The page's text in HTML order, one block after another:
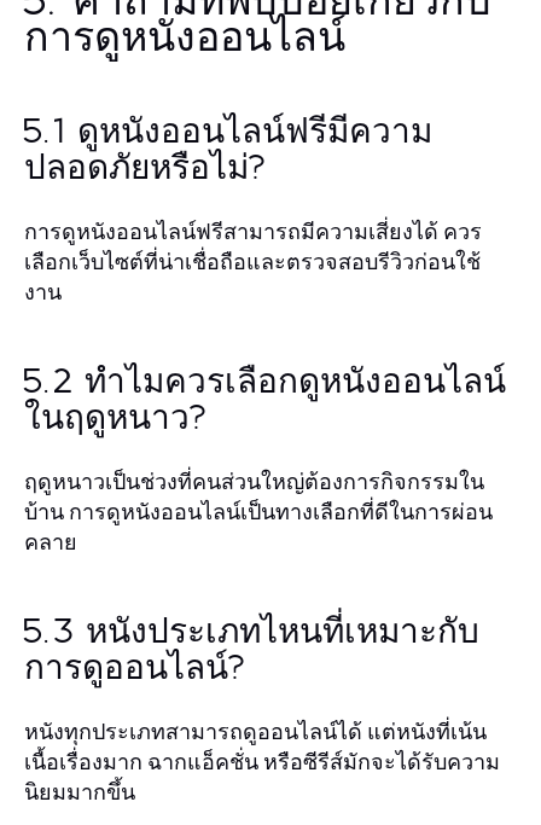
การดูหนังออนไลน์
5.1 ดูหนังออนไลน์ฟรีมีความ
ปลอดภัยหรือไม่?
การดูหนังออนไลน์ฟรีสามารถมีความเสี่ยงได้ ควร
เลือกเว็บไซต์ที่น่าเชื่อถือและตรวจสอบรีวิวก่อนใช้
งาน
5.2 ทำไมควรเลือกดูหนังออนไลน์
ในฤดูหนาว?
ฤดูหนาวเป็นช่วงที่คนส่วนใหญ่ต้องการกิจกรรมใน
บ้าน การดูหนังออนไลน์เป็นทางเลือกที่ดีในการผ่อน
คลาย
5.3 หนังประเภทไหนที่เหมาะกับ
การดูออนไลน์?
หนังทุกประเภทสามารถดูออนไลน์ได้ แต่หนังที่เน้น
เนื้อเรื่องมาก ฉากแอ็คชั่น หรือซีรีส์มักจะได้รับความ
นิยมมากขึ้น